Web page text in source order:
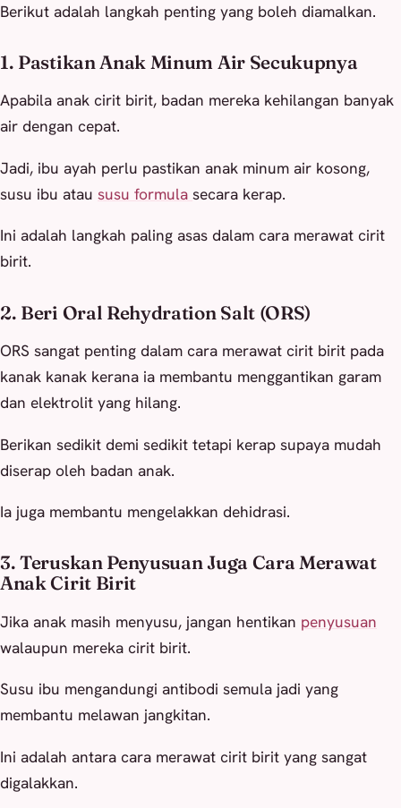
Berikut adalah langkah penting yang boleh diamalkan.
1. Pastikan Anak Minum Air Secukupnya
Apabila anak cirit birit, badan mereka kehilangan banyak
air dengan cepat.
Jadi, ibu ayah perlu pastikan anak minum air kosong,
susu ibu atau susu formula secara kerap.
Ini adalah langkah paling asas dalam cara merawat cirit
birit.
2. Beri Oral Rehydration Salt (ORS)
ORS sangat penting dalam cara merawat cirit birit pada
kanak kanak kerana ia membantu menggantikan garam
dan elektrolit yang hilang.
Berikan sedikit demi sedikit tetapi kerap supaya mudah
diserap oleh badan anak.
Ia juga membantu mengelakkan dehidrasi.
3. Teruskan Penyusuan Juga Cara Merawat
Anak Cirit Birit
Jika anak masih menyusu, jangan hentikan penyusuan
walaupun mereka cirit birit.
Susu ibu mengandungi antibodi semula jadi yang
membantu melawan jangkitan.
Ini adalah antara cara merawat cirit birit yang sangat
digalakkan.